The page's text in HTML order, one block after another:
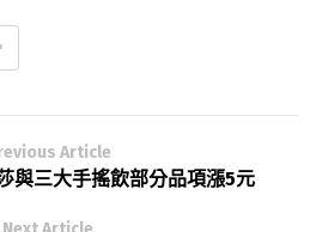
Article
與三大手搖飲部分品項漲5元